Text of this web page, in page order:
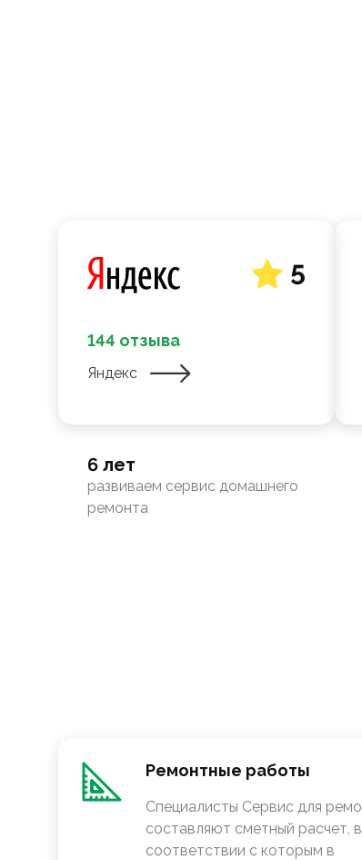
5
144 отзыва
Яндекс
6 лет
развиваем сервис домашнего
ремонта
Ремонтные работы
Специалисты Сервис для
составляют сметный расчет, в
соответствии с которым в